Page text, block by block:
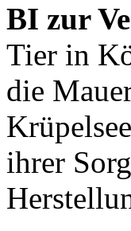
BI zur
Tier in
die
ihrer